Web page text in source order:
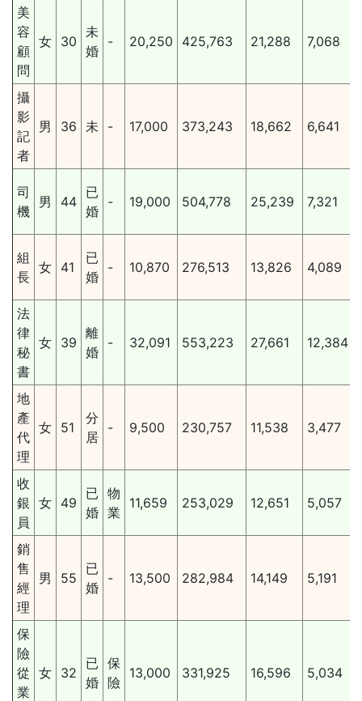
美
容
顧
問
女 30
未
婚
- 20,250 425,763 21,288 7,068
攝
影
記
者
男 36 未 - 17,000 373,243 18,662 6,641
司
機
男 44
已
婚
- 19,000 504,778 25,239 7,321
組
長
女 41
已
婚
- 10,870 276,513 13,826 4,089
法
律
秘
書
女 39
離
婚
- 32,091 553,223 27,661 12,384
地
產
代
理
女 51
分
居
- 9,500 230,757 11,538 3,477
收
銀
員
女 49
已
婚
物
業
11,659 253,029 12,651 5,057
銷
售
經
理
男 55
已
婚
- 13,500 282,984 14,149 5,191
保
險
從
業
女 32
已
婚
保
險
13,000 331,925 16,596 5,034